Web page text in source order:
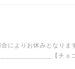
よりお休みとなりま
【チョ